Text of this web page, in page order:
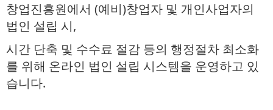
창업진흥원에서 (예비)창업자 및 개인사업자의
법인 설립 시,
시간 단축 및 수수료 절감 등의 행정절차 최소화
를 위해 온라인 법인 설립 시스템을 운영하고 있
습니다.